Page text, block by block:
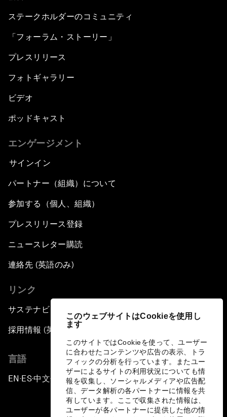
このウェブサイトはCookieを使用し
ます
このサイトではCookieを使って、ユーザー
に合わせたコンテンツや広告の表示、トラ
フィックの分析を行っています。またユー
ザーによるサイトの利用状況についても情
報を収集し、ソーシャルメディアや広告配
信、データ解析の各パートナーに情報を共
有しています。ここで収集された情報は、
ユーザーが各パートナーに提供した他の情
ステークホルダーのコミュニティ
「フォーラム・ストーリー」
プレスリリース
フォトギャラリー
ビデオ
ポッドキャスト
エンゲージメント
サインイン
パートナー（組織）について
参加する（個人、組織）
プレスリリース登録
ニュースレター購読
連絡先 (英語のみ)
リンク
サステナビリティへの取り組み
採用情報 (英語のみ)
言語
EN ▪ES▪中文▪ 日本語